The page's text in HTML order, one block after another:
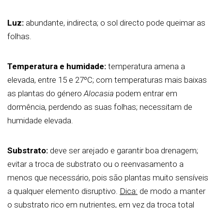
Luz: abundante, indirecta; o sol directo pode queimar as
folhas.
Temperatura e humidade: temperatura amena a
elevada, entre 15 e 27ºC; com temperaturas mais baixas
as plantas do géneroAlocasia podem entrar em
dormência, perdendo as suas folhas; necessitam de
humidade elevada.
Substrato: deve ser arejado e garantir boa drenagem;
evitar a troca de substrato ou o reenvasamento a
menos que necessário, pois são plantas muito sensíveis
a qualquer elemento disruptivo. Dica: de modo a manter
o substrato rico em nutrientes, em vez da troca total